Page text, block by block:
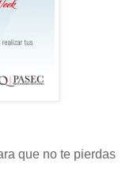
que no te pierdas